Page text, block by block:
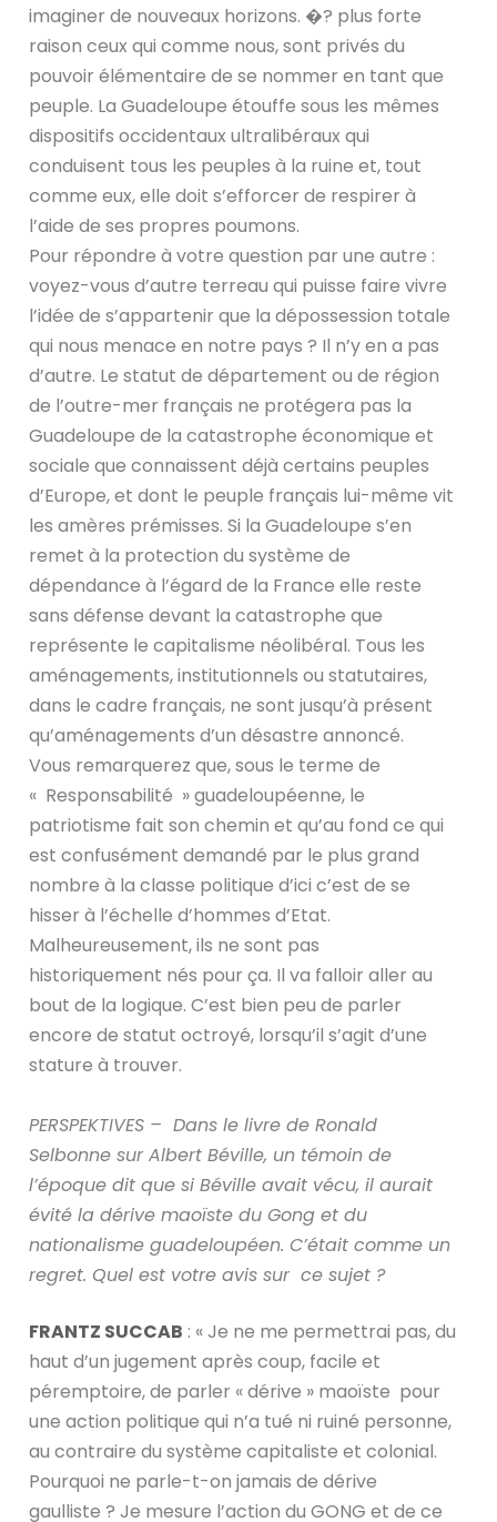
imaginer de nouveaux horizons. �? plus forte
raison ceux qui comme nous, sont privés du
pouvoir élémentaire de se nommer en tant que
peuple. La Guadeloupe étouffe sous les mêmes
dispositifs occidentaux ultralibéraux qui
conduisent tous les peuples à la ruine et, tout
comme eux, elle doit s’efforcer de respirer à
l’aide de ses propres poumons.
Pour répondre à votre question par une autre :
voyez-vous d’autre terreau qui puisse faire vivre
l’idée de s’appartenir que la dépossession totale
qui nous menace en notre pays ? Il n’y en a pas
d’autre. Le statut de département ou de région
de l’outre-mer français ne protégera pas la
Guadeloupe de la catastrophe économique et
sociale que connaissent déjà certains peuples
d’Europe, et dont le peuple français lui-même vit
les amères prémisses. Si la Guadeloupe s’en
remet à la protection du système de
dépendance à l’égard de la France elle reste
sans défense devant la catastrophe que
représente le capitalisme néolibéral. Tous les
aménagements, institutionnels ou statutaires,
dans le cadre français, ne sont jusqu’à présent
qu’aménagements d’un désastre annoncé.
Vous remarquerez que, sous le terme de
« Responsabilité » guadeloupéenne, le
patriotisme fait son chemin et qu’au fond ce qui
est confusément demandé par le plus grand
nombre à la classe politique d’ici c’est de se
hisser à l’échelle d’hommes d’Etat.
Malheureusement, ils ne sont pas
historiquement nés pour ça. Il va falloir aller au
bout de la logique. C’est bien peu de parler
encore de statut octroyé, lorsqu’il s’agit d’une
stature à trouver.
PERSPEKTIVES – Dans le livre de Ronald
Selbonne sur Albert Béville, un témoin de
l’époque dit que si Béville avait vécu, il aurait
évité la dérive maoïste du Gong et du
nationalisme guadeloupéen. C’était comme un
regret. Quel est votre avis sur ce sujet ?
FRANTZ SUCCAB : « Je ne me permettrai pas, du
haut d’un jugement après coup, facile et
péremptoire, de parler « dérive » maoïste pour
une action politique qui n’a tué ni ruiné personne,
au contraire du système capitaliste et colonial.
Pourquoi ne parle-t-on jamais de dérive
gaulliste ? Je mesure l’action du GONG et de ce